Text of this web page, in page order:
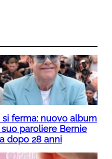
ferma: nuovo album
paroliere Bernie
dopo 28 anni